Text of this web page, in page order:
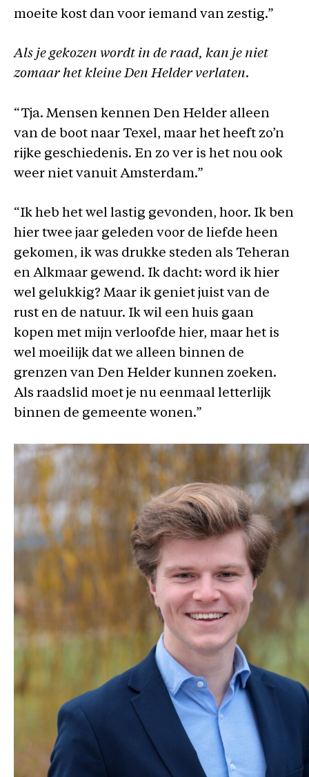
moeite kost dan voor iemand van zestig.”
Als je gekozen wordt in de raad, kan je niet
zomaar het kleine Den Helder verlaten.
“Tja. Mensen kennen Den Helder alleen
van de boot naar Texel, maar het heeft zo’n
rijke geschiedenis. En zo ver is het nou ook
weer niet vanuit Amsterdam.”
“Ik heb het wel lastig gevonden, hoor. Ik ben
hier twee jaar geleden voor de liefde heen
gekomen, ik was drukke steden als Teheran
en Alkmaar gewend. Ik dacht: word ik hier
wel gelukkig? Maar ik geniet juist van de
rust en de natuur. Ik wil een huis gaan
kopen met mijn verloofde hier, maar het is
wel moeilijk dat we alleen binnen de
grenzen van Den Helder kunnen zoeken.
Als raadslid moet je nu eenmaal letterlijk
binnen de gemeente wonen.”